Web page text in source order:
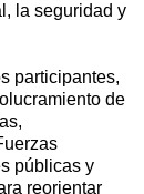
la seguridad y
participantes,
de
públicas y
reorientar